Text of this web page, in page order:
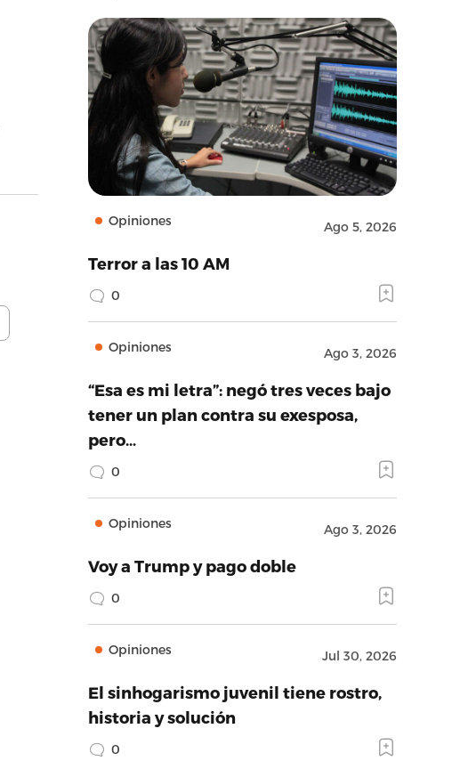
Opiniones Ago 5, 2026
Terror a las 10 AM
0
Opiniones Ago 3, 2026
“Esa es mi letra”: negó tres veces bajo
tener un plan contra su exesposa,
pero…
0
Opiniones Ago 3, 2026
Voy a Trump y pago doble
0
Opiniones Jul 30, 2026
El sinhogarismo juvenil tiene rostro,
historia y solución
0